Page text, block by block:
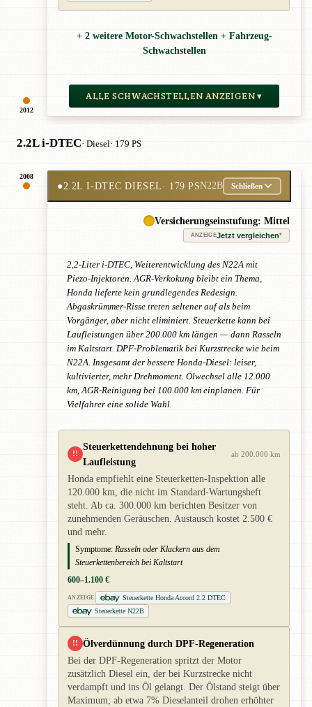
2012
+ 2 weitere Motor-Schwachstellen + Fahrzeug-
Schwachstellen
ALLE SCHWACHSTELLEN ANZEIGEN ▾
2.2L i-DTEC· Diesel· 179 PS
2008
●2.2L I-DTEC DIESEL· 179 PSN22B Schließen
Versicherungseinstufung: Mittel
ANZEIGEJetzt vergleichen*
2,2-Liter i-DTEC, Weiterentwicklung des N22A mit
Piezo-Injektoren. AGR-Verkokung bleibt ein Thema,
Honda lieferte kein grundlegendes Redesign.
Abgaskrümmer-Risse treten seltener auf als beim
Vorgänger, aber nicht eliminiert. Steuerkette kann bei
Laufleistungen über 200.000 km längen — dann Rasseln
im Kaltstart. DPF-Problematik bei Kurzstrecke wie beim
N22A. Insgesamt der bessere Honda-Diesel: leiser,
kultivierter, mehr Drehmoment. Ölwechsel alle 12.000
km, AGR-Reinigung bei 100.000 km einplanen. Für
Vielfahrer eine solide Wahl.
!!
Steuerkettendehnung bei hoher
Laufleistung
ab 200.000 km
Honda empfiehlt eine Steuerketten-Inspektion alle
120.000 km, die nicht im Standard-Wartungsheft
steht. Ab ca. 300.000 km berichten Besitzer von
zunehmenden Geräuschen. Austausch kostet 2.500 €
und mehr.
Symptome: Rasseln oder Klackern aus dem
Steuerkettenbereich bei Kaltstart
600–1.100 €
ANZEIGE
Steuerkette Honda Accord 2.2 DTEC
Steuerkette N22B
!! Ölverdünnung durch DPF-Regeneration
Bei der DPF-Regeneration spritzt der Motor
zusätzlich Diesel ein, der bei Kurzstrecke nicht
verdampft und ins Öl gelangt. Der Ölstand steigt über
Maximum; ab etwa 7% Dieselanteil drohen erhöhter